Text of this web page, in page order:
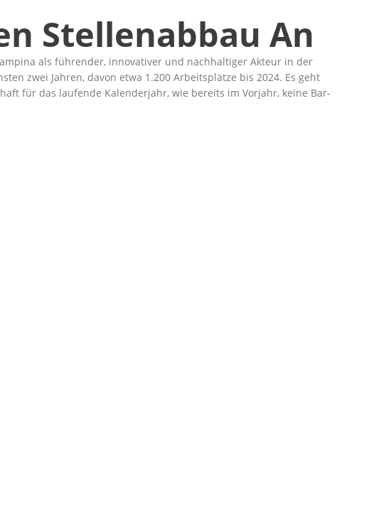
Stellenabbau An
als führender, innovativer und nachhaltiger Akteur in der
zwei Jahren, davon etwa 1.200 Arbeitsplätze bis 2024. Es geht
für das laufende Kalenderjahr, wie bereits im Vorjahr, keine Bar-